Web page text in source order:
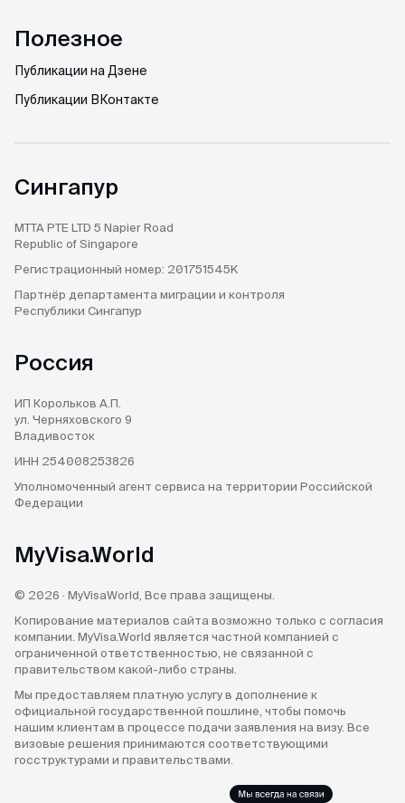
Полезное
Публикации на Дзене
Публикации ВКонтакте
Сингапур
MTTA PTE LTD 5 Napier Road
Republic of Singapore
Регистрационный номер: 201751545K
Партнёр департамента миграции и контроля
Республики Сингапур
Россия
ИП Корольков А.П.
ул. Черняховского 9
Владивосток
ИНН 254008253826
Уполномоченный агент сервиса на территории Российской
Федерации
MyVisa.World
© 2026 · MyVisaWorld, Все права защищены.
Копирование материалов сайта возможно только с согласия
компании. MyVisa.World является частной компанией с
ограниченной ответственностью, не связанной с
правительством какой-либо страны.
Мы предоставляем платную услугу в дополнение к
официальной государственной пошлине, чтобы помочь
нашим клиентам в процессе подачи заявления на визу. Все
визовые решения принимаются соответствующими
госструктурами и правительствами.